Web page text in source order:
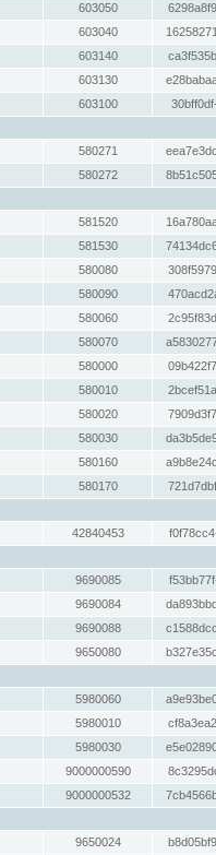
603050
603040
603140
603130
603100
580271
580272
581520
581530
580080
580090
580060
580070
580000
580010
580020
580030
580160
580170
42840453
9690085
9690084
9690088
9650080
5980060
5980010
5980030
9000000590
9000000532
9650024